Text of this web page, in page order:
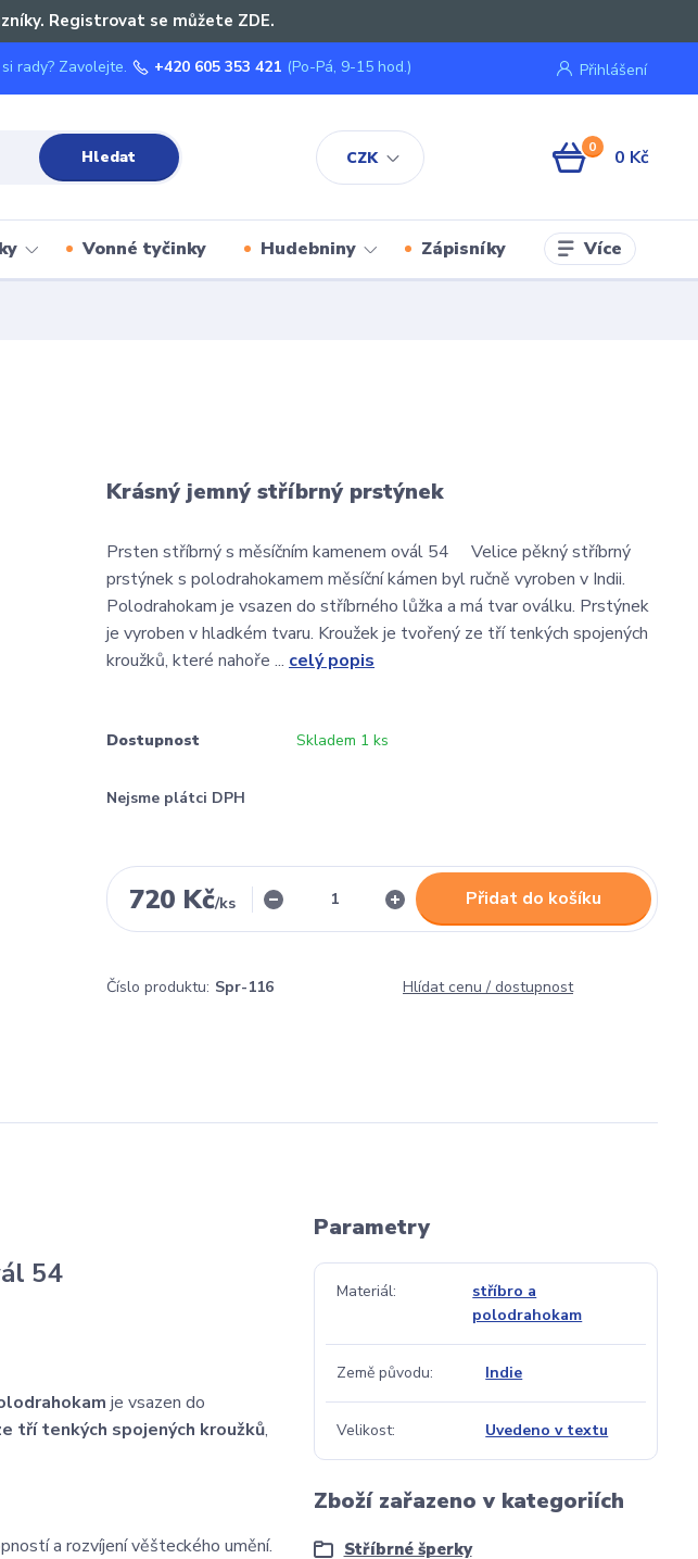
Registrovat se můžete ZDE.
CZK
Přihlášení
Hledat
rady? Zavolejte. +420 605 353 421 (Po-Pá, 9-15 hod.)
0 0 Kč
Vonné tyčinky Hudebniny Zápisníky Více
Krásný jemný stříbrný prstýnek
Prsten stříbrný s měsíčním kamenem ovál 54 Velice pěkný stříbrný
prstýnek s polodrahokamem měsíční kámen byl ručně vyroben v Indii.
Polodrahokam je vsazen do stříbrného lůžka a má tvar oválku. Prstýnek
je vyroben v hladkém tvaru. Kroužek je tvořený ze tří tenkých spojených
kroužků, které nahoře ... celý popis
Dostupnost Skladem 1 ks
Nejsme plátci DPH
720 Kč/ks Přidat do košíku
Číslo produktu: Spr-116 Hlídat cenu / dostupnost
54
je vsazen do
tří tenkých spojených kroužků,
a rozvíjení věšteckého umění.
Parametry
Materiál
stříbro a
polodrahokam
Země původu Indie
Velikost Uvedeno v textu
Zboží zařazeno v kategoriích
Stříbrné šperky